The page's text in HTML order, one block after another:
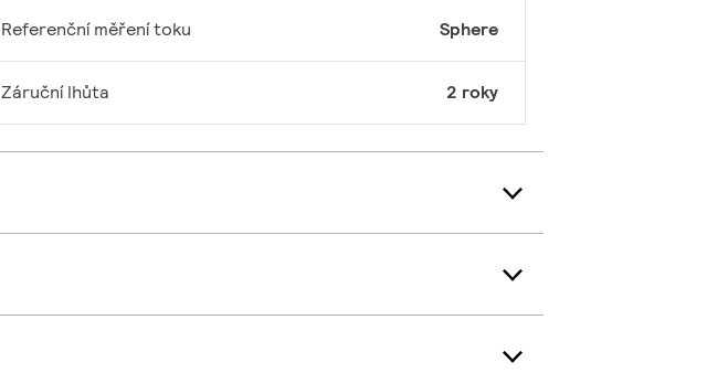
Referenční měření toku Sphere
Záruční lhůta 2 roky